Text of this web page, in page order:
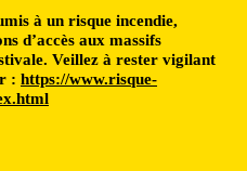
à un risque incendie,
d’accès aux massifs
Veillez à rester vigilant
: https://www.risque-